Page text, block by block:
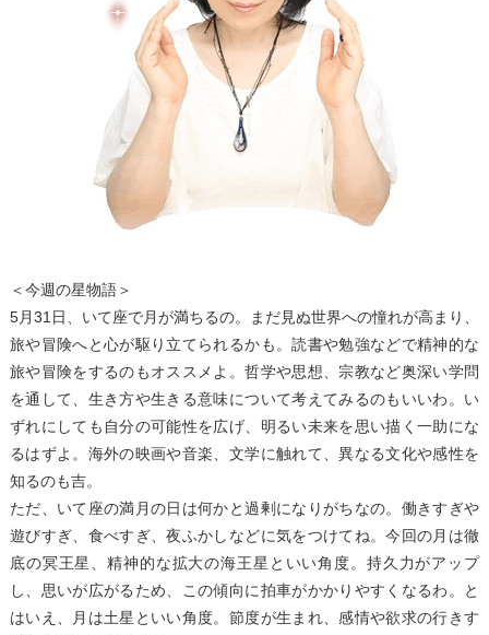
＜今週の星物語＞
5月31日、いて座で月が満ちるの。まだ見ぬ世界への憧れが高まり、
旅や冒険へと心が駆り立てられるかも。読書や勉強などで精神的な
旅や冒険をするのもオススメよ。哲学や思想、宗教など奥深い学問
を通して、生き方や生きる意味について考えてみるのもいいわ。い
ずれにしても自分の可能性を広げ、明るい未来を思い描く一助にな
るはずよ。海外の映画や音楽、文学に触れて、異なる文化や感性を
知るのも吉。
ただ、いて座の満月の日は何かと過剰になりがちなの。働きすぎや
遊びすぎ、食べすぎ、夜ふかしなどに気をつけてね。今回の月は徹
底の冥王星、精神的な拡大の海王星といい角度。持久力がアップ
し、思いが広がるため、この傾向に拍車がかかりやすくなるわ。と
はいえ、月は土星といい角度。節度が生まれ、感情や欲求の行きす